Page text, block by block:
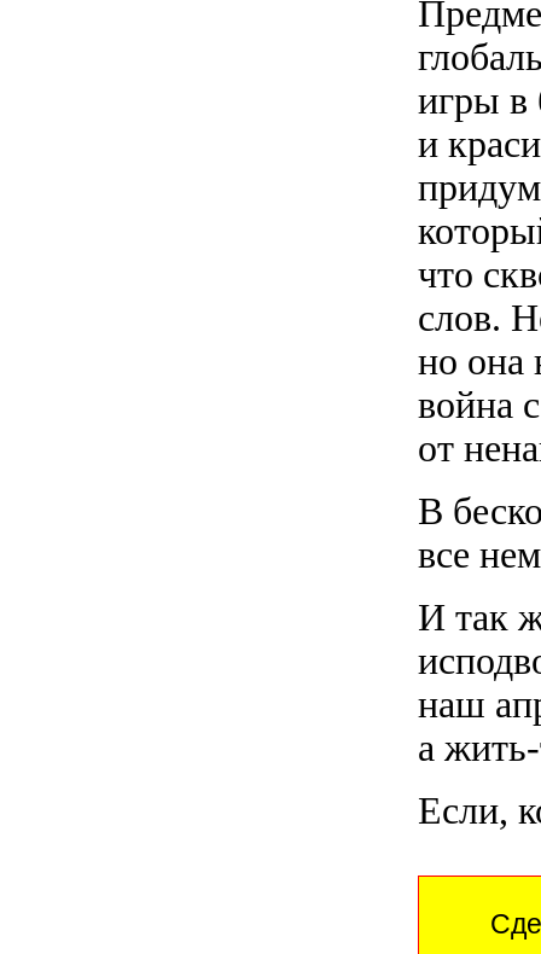
игры в
и
что
слов.
но она
война
от
В
все
И так
наш
а
Если,